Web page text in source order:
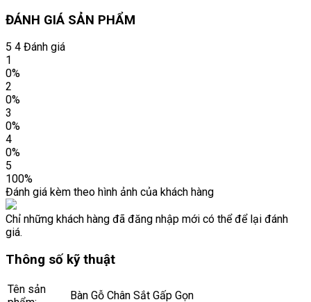
ĐÁNH GIÁ SẢN PHẨM
5 4 Đánh giá
1
0%
2
0%
3
0%
4
0%
5
100%
Đánh giá kèm theo hình ảnh của khách hàng
Chỉ những khách hàng đã đăng nhập mới có thể để lại đánh
giá.
Thông số kỹ thuật
Tên sản
Bàn Gỗ Chân Sắt Gấp Gọn